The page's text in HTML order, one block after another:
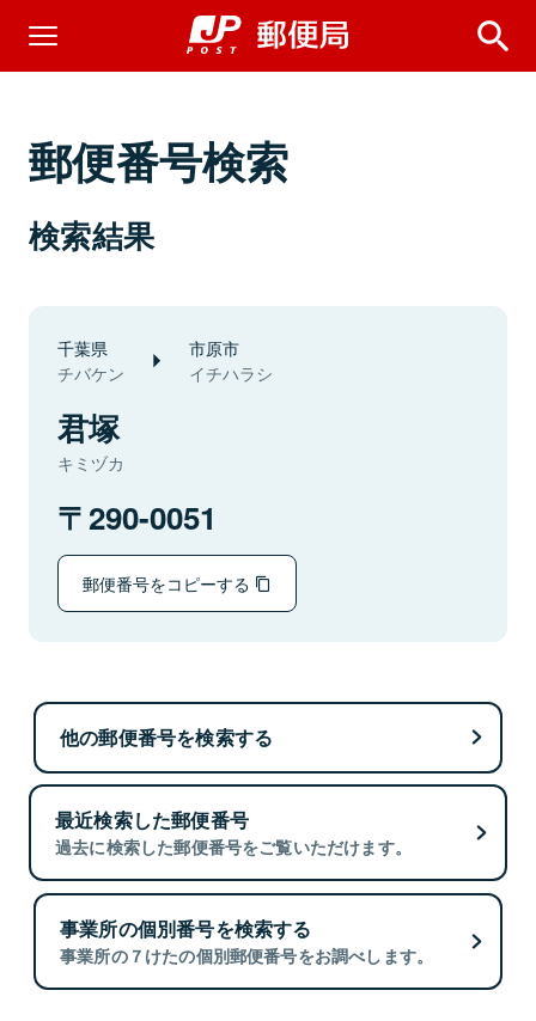
郵便番号検索
検索結果
千葉県
チバケン
市原市
イチハラシ
君塚
キミヅカ
290-0051
郵便番号をコピーする
他の郵便番号を検索する
最近検索した郵便番号
過去に検索した郵便番号をご覧いただけます。
事業所の個別番号を検索する
事業所の７けたの個別郵便番号をお調べします。